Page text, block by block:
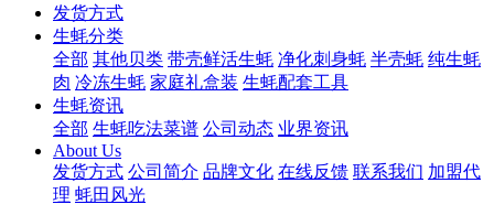
发货方式
生蚝分类
全部 其他贝类 带壳鲜活生蚝 净化刺身蚝 半壳蚝 纯生蚝
肉 冷冻生蚝 家庭礼盒装 生蚝配套工具
生蚝资讯
全部 生蚝吃法菜谱 公司动态 业界资讯
About Us
发货方式 公司简介 品牌文化 在线反馈 联系我们 加盟代
理 蚝田风光